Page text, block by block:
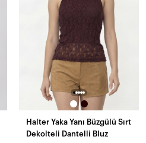
Halter Yaka Yanı Büzgülü Sırt
Dekolteli Dantelli Bluz